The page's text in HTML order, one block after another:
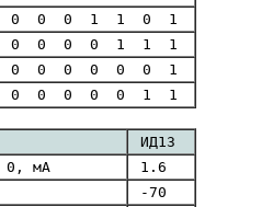
0 0 0 1 1 0 1
0 0 0 0 1 1 1
0 0 0 0 0 0 1
0 0 0 0 0 1 1
ИД13
0, мА
1.6
-70